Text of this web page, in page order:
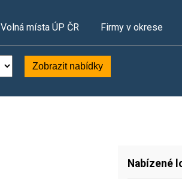
Volná místa ÚP ČR Firmy v okrese
Zobrazit nabídky
Nabízené